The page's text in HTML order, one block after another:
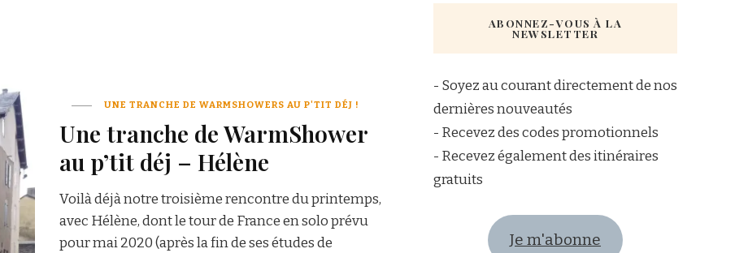
UNE TRANCHE DE WARMSHOWERS AU P'TIT DÉJ !
Une tranche de WarmShower
au p’tit déj – Hélène
Voilà déjà notre troisième rencontre du printemps,
avec Hélène, dont le tour de France en solo prévu
pour mai 2020 (après la fin de ses études de
ABONNEZ-VOUS À LA
NEWSLETTER
- Soyez au courant directement de nos
dernières nouveautés
- Recevez des codes promotionnels
- Recevez également des itinéraires
gratuits
Je m'abonne